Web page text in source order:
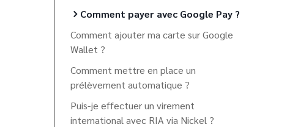
Comment payer avec Google Pay ?
Comment ajouter ma carte sur Google
Wallet ?
Comment mettre en place un
prélèvement automatique ?
Puis-je effectuer un virement
international avec RIA via Nickel ?